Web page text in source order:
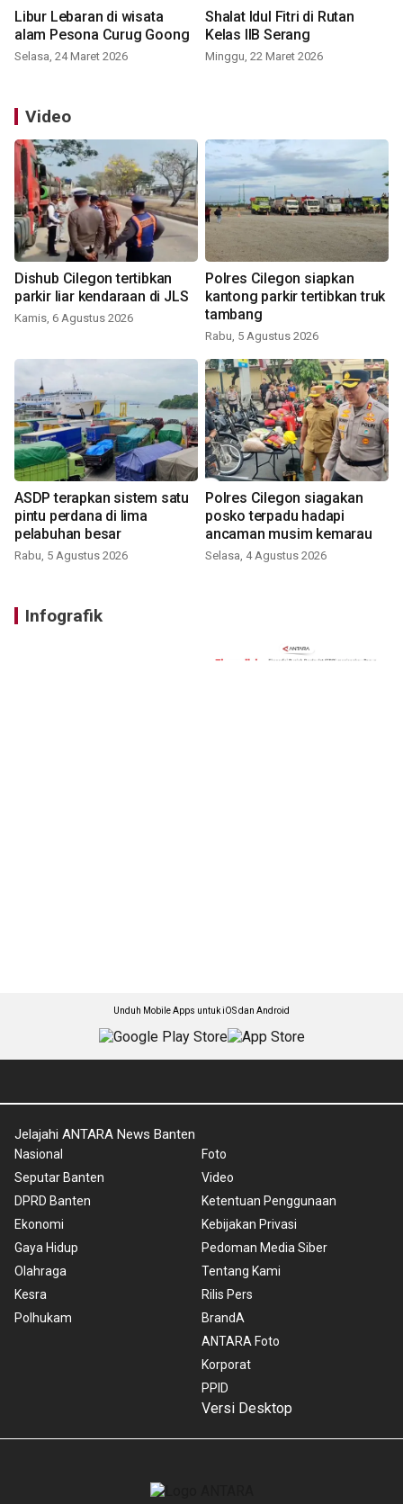
Libur Lebaran di wisata
alam Pesona Curug Goong
Selasa, 24 Maret 2026
Shalat Idul Fitri di Rutan
Kelas IIB Serang
Minggu, 22 Maret 2026
Video
Dishub Cilegon tertibkan
parkir liar kendaraan di JLS
Kamis, 6 Agustus 2026
Polres Cilegon siapkan
kantong parkir tertibkan truk
tambang
Rabu, 5 Agustus 2026
ASDP terapkan sistem satu
pintu perdana di lima
pelabuhan besar
Rabu, 5 Agustus 2026
Polres Cilegon siagakan
posko terpadu hadapi
ancaman musim kemarau
Selasa, 4 Agustus 2026
Infografik
Unduh Mobile Apps untuk iOS dan Android
Jelajahi ANTARA News Banten
Nasional
Seputar Banten
DPRD Banten
Ekonomi
Gaya Hidup
Olahraga
Kesra
Polhukam
Foto
Video
Ketentuan Penggunaan
Kebijakan Privasi
Pedoman Media Siber
Tentang Kami
Rilis Pers
BrandA
ANTARA Foto
Korporat
PPID
Versi Desktop